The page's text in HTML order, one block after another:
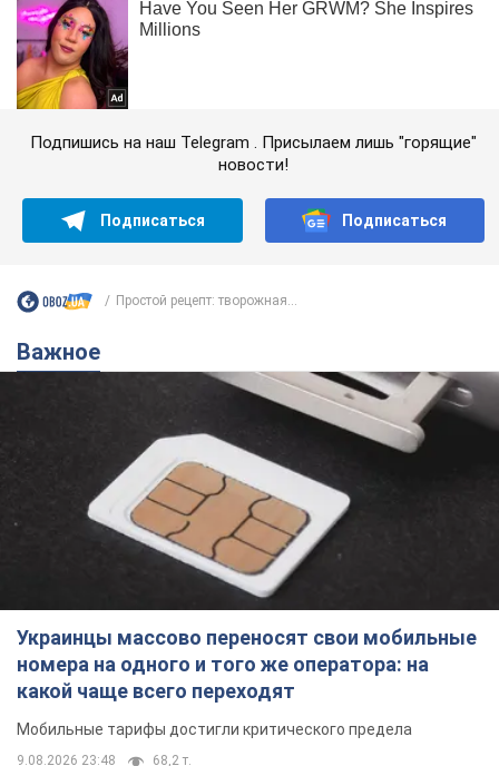
Подпишись на наш Telegram . Присылаем лишь "горящие"
новости!
Подписаться Подписаться
Простой рецепт: творожная...
Важное
Украинцы массово переносят свои мобильные
номера на одного и того же оператора: на
какой чаще всего переходят
Мобильные тарифы достигли критического предела
9.08.2026 23:48 68,2 т.